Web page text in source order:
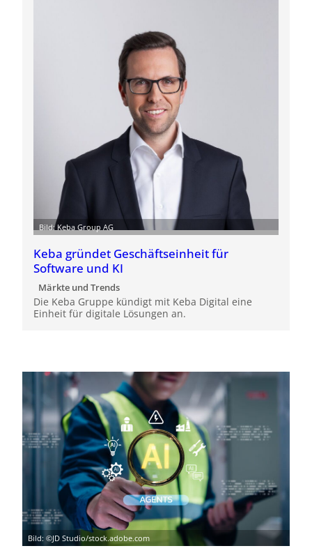
Bild: Keba Group AG
Keba gründet Geschäftseinheit für
Software und KI
Märkte und Trends
Die Keba Gruppe kündigt mit Keba Digital eine
Einheit für digitale Lösungen an.
Bild: ©JD Studio/stock.adobe.com